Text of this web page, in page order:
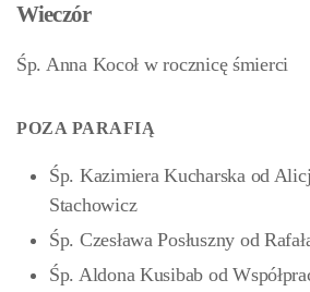
Wieczór
Śp. Anna Kocoł w rocznicę śmierci
POZA PARAFIĄ
Śp. Kazimiera Kucharska od
Stachowicz
Śp. Czesława Posłuszny od
Śp. Aldona Kusibab od